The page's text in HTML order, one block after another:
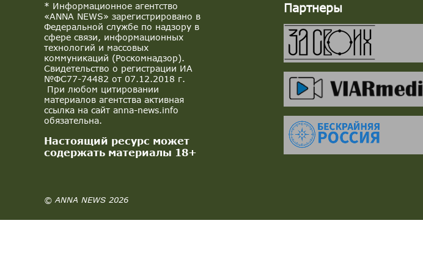
* Информационное агентство
«ANNA NEWS» зарегистрировано в
Федеральной службе по надзору в
сфере связи, информационных
технологий и массовых
коммуникаций (Роскомнадзор).
Свидетельство о регистрации ИА
№ФС77-74482 от 07.12.2018 г.
При любом цитировании
материалов агентства активная
ссылка на сайт anna-news.info
обязательна.
Настоящий ресурс может
содержать материалы 18+
© ANNA NEWS 2026
Партнеры